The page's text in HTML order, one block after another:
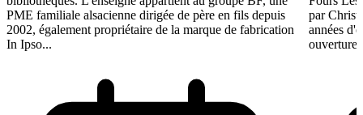
PME familiale alsacienne dirigée de père en fils depuis
2002, également propriétaire de la marque de fabrication
In Ipso...
par
années
ouverture